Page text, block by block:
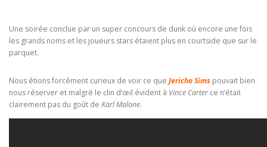
Une soirée conclue par un super concours de dunk où encore une fois
les grands noms et les joueurs stars étaient plus en courtside que sur le
parquet.
Nous étions forcément curieux de voir ce que Jericho Sims pouvait bien
nous réserver et malgré le clin d’œil évident à Vince Carter ce n’était
clairement pas du goût de Karl Malone.